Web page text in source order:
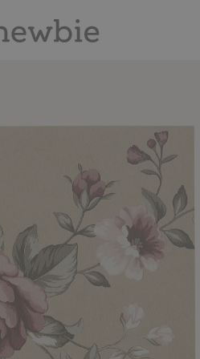
Sicher bezahlen mit PayPal & Apple Pay